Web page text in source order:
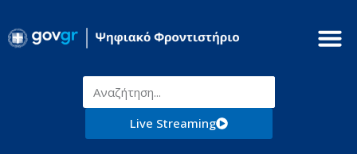
Live Streaming